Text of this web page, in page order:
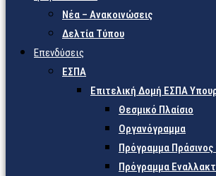
Νέα – Ανακοινώσεις
Δελτία Τύπου
Επενδύσεις
ΕΣΠΑ
Επιτελική Δομή ΕΣΠΑ
Θεσμικό Πλαίσιο
Οργανόγραμμα
Πρόγραμμα Πράσινος
Πρόγραμμα